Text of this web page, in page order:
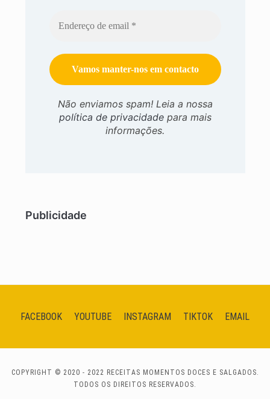
Não enviamos spam! Leia a nossa
política de privacidadepara mais
informações.
Publicidade
FACEBOOK YOUTUBE INSTAGRAM TIKTOK EMAIL
COPYRIGHT © 2020 - 2022 RECEITAS MOMENTOS DOCES E SALGADOS.
TODOS OS DIREITOS RESERVADOS.